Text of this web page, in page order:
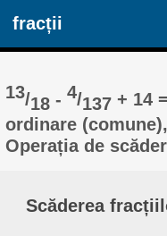
fracții
13/18 -4/137 + 14
ordinare
Operația de
Scăderea